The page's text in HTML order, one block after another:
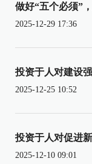
做好“五个必须”
2025-12-29 17:36
投资于人对建设
2025-12-25 10:52
投资于人对促进
2025-12-10 09:01